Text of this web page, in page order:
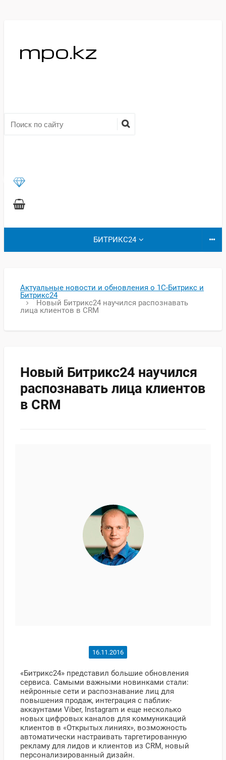
БИТРИКС24
Актуальные новости и обновления о 1С-Битрикс и
Битрикс24
Новый Битрикс24 научился распознавать
лица клиентов в CRM
Новый Битрикс24 научился
распознавать лица клиентов
в CRM
16.11.2016
«Битрикс24» представил большие обновления
сервиса. Самыми важными новинками стали:
нейронные сети и распознавание лиц для
повышения продаж, интеграция с паблик-
аккаунтами Viber, Instagram и еще несколько
новых цифровых каналов для коммуникаций
клиентов в «Открытых линиях», возможность
автоматически настраивать таргетированную
рекламу для лидов и клиентов из CRM, новый
персонализированный дизайн.